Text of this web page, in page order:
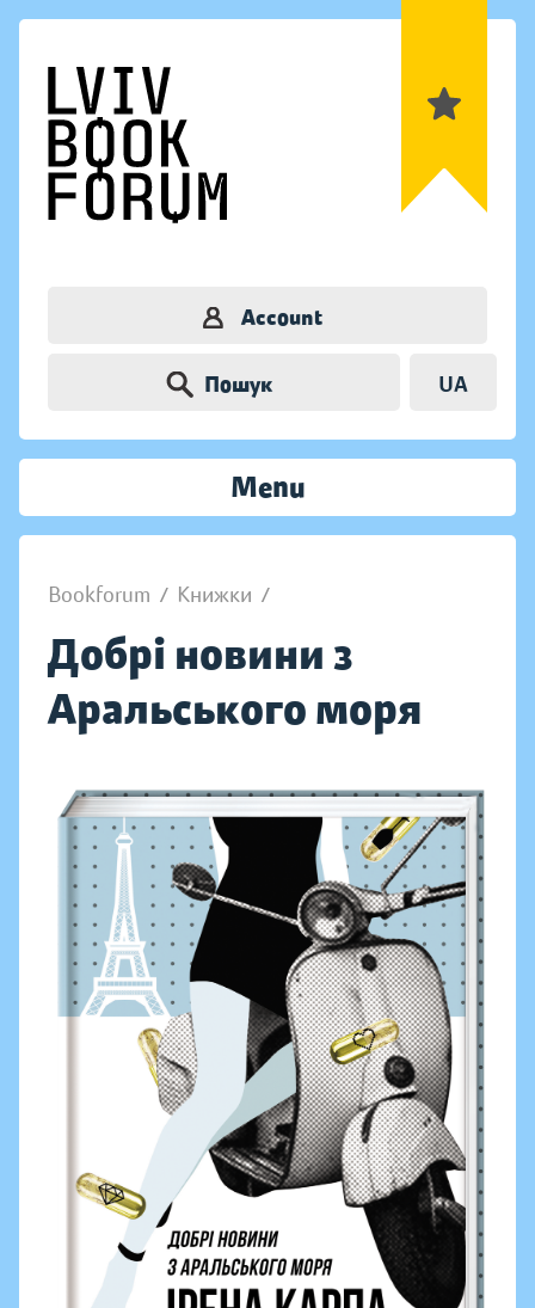
Account
Пошук UA
Menu
Bookforum / Книжки /
Добрі новини з
Аральського моря